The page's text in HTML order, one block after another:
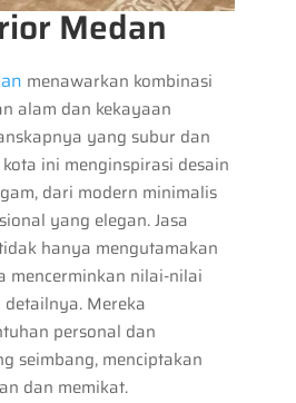
Medan
menawarkan kombinasi
alam dan kekayaan
yang subur dan
ini menginspirasi desain
dari modern minimalis
yang elegan. Jasa
hanya mengutamakan
mencerminkan nilai-nilai
Mereka
personal dan
seimbang, menciptakan
dan memikat.